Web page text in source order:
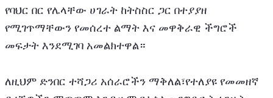
የባህር በር የሌላቸው ሀገራት ከትስስር ጋር በተያያዘ
የሚገጥማቸውን የመሰረተ ልማት እና መዋቅራዊ ችግሮች
መፍታት እንደሚገባ አመልክተዋል።
ለዚህም ድንበር ተሻጋሪ አሰራሮችን ማቅለል፣የተለያዩ የመመዘኛ